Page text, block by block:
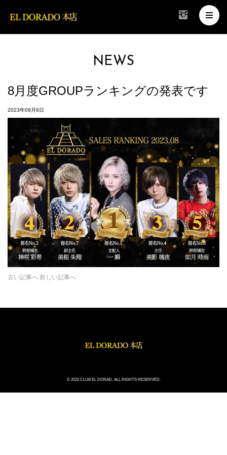
NEWS
8月度GROUPランキングの発表です
2023年09月8日
古い記事へ 新しい記事へ
© 2022 CLUB EL DORAD. ALL RIGHTS RESERVED.